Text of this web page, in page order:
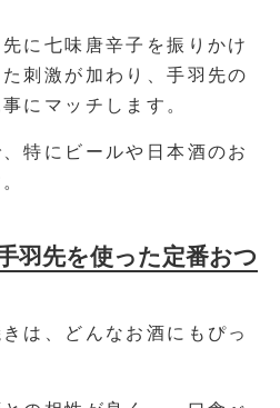
に七味唐辛子を振りかけ
刺激が加わり、手羽先の
にマッチします。
特にビールや日本酒のお
羽先を使った定番おつ
は、どんなお酒にもぴっ